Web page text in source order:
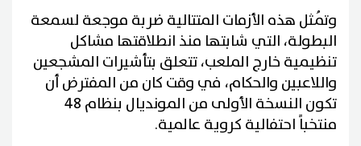
وتُمثل هذه الأزمات المتتالية ضربة موجعة لسمعة
البطولة، التي شابتها منذ انطلاقتها مشاكل
تنظيمية خارج الملعب، تتعلق بتأشيرات المشجعين
واللاعبين والحكام، في وقت كان من المفترض أن
تكون النسخة الأولى من المونديال بنظام 48
منتخباً احتفالية كروية عالمية.